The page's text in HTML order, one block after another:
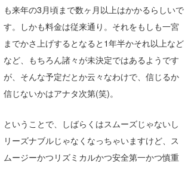
も来年の3月頃まで数ヶ月以上はかかるらしいで
す。しかも料金は従来通り。それをもしも一宮
までかさ上げするとなると1年半かそれ以上など
など、もちろん諸々が未決定ではあるようです
が、そんな予定だとか云々なわけで、信じるか
信じないかはアナタ次第(笑)。
ということで、しばらくはスムーズじゃないし
リーズナブルじゃなくなっちゃいますけど、ス
ムージーかつリズミカルかつ安全第一かつ慎重
mitz
OYZ
S.K
Soulman
waka☆=
YUKI☆